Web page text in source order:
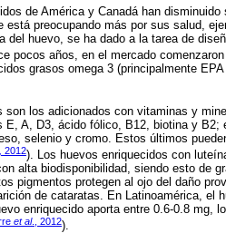
de América y Canadá han
preocupando más por sus salud,
del huevo, se ha dado a la tarea de
pocos años, en el mercado
grasos omega 3 (principalmente
son los adicionados con vitaminas y
E, A, D3, ácido fólico, B12, biotina y B2;
selenio y cromo. Estos últimos
2012). Los huevos enriquecidos con
alta biodisponibilidad, siendo esto de
pigmentos protegen al ojo del daño
de cataratas. En Latinoamérica, el
enriquecido aporta entre 0.6-0.8 mg,
et al., 2012).